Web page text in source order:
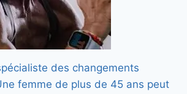
des changements
femme de plus de 45 ans peut